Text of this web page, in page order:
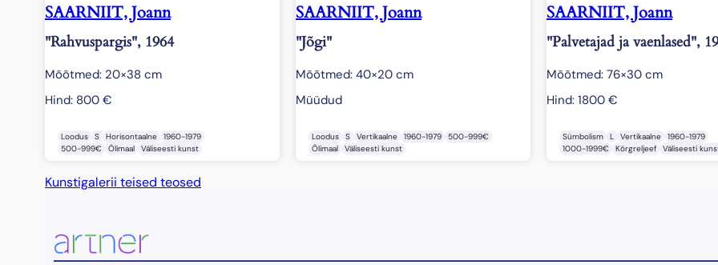
SAARNIIT, Joann
"Rahvuspargis", 1964
Mõõtmed: 20×38 cm
Hind: 800 €
Loodus S Horisontaalne
1960-1979
500-999€
Õlimaal Väliseesti kunst
SAARNIIT, Joann
"Jõgi"
Mõõtmed: 40×20 cm
Müüdud
Loodus S Vertikaalne 1960-1979
500-999€
Õlimaal
Väliseesti kunst
SAARNIIT, Joann
"Palvetajad ja vaenlased",
Mõõtmed: 76×30 cm
Hind: 1800 €
Sümbolism L Vertikaalne
1960-1979
1000-1999€
Kõrgreljeef Väliseesti
Kunstigalerii teised teosed